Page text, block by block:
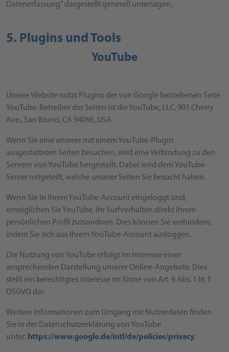
Datenerfassung” dargestellt generell untersagen.
5. Plugins und Tools
YouTube
Unsere Website nutzt Plugins der von Google betriebenen Seite
YouTube. Betreiber der Seiten ist die YouTube, LLC, 901 Cherry
Ave., San Bruno, CA 94066, USA.
Wenn Sie eine unserer mit einem YouTube-Plugin
ausgestatteten Seiten besuchen, wird eine Verbindung zu den
Servern von YouTube hergestellt. Dabei wird dem YouTube-
Server mitgeteilt, welche unserer Seiten Sie besucht haben.
Wenn Sie in Ihrem YouTube-Account eingeloggt sind,
ermöglichen Sie YouTube, Ihr Surfverhalten direkt Ihrem
persönlichen Profil zuzuordnen. Dies können Sie verhindern,
indem Sie sich aus Ihrem YouTube-Account ausloggen.
Die Nutzung von YouTube erfolgt im Interesse einer
ansprechenden Darstellung unserer Online-Angebote. Dies
stellt ein berechtigtes Interesse im Sinne von Art. 6 Abs. 1 lit. f
DSGVO dar.
Weitere Informationen zum Umgang mit Nutzerdaten finden
Sie in der Datenschutzerklärung von YouTube
unter: https://www.google.de/intl/de/policies/privacy.